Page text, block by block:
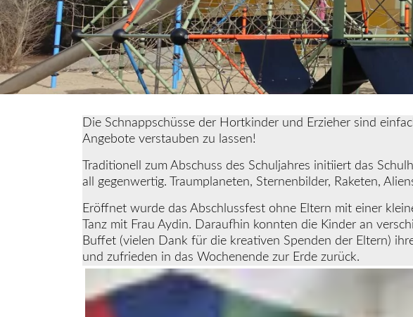
Die Schnappschüsse der Hortkinder und Erzieher sind
Angebote verstauben zu lassen!
Traditionell zum Abschuss des Schuljahres initiiert das
all gegenwertig. Traumplaneten, Sternenbilder, Raketen,
Eröffnet wurde das Abschlussfest ohne Eltern mit einer
Tanz mit Frau Aydin. Daraufhin konnten die Kinder an
Buffet (vielen Dank für die kreativen Spenden der Eltern)
und zufrieden in das Wochenende zur Erde zurück.